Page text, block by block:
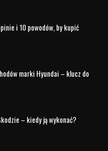
i 10 powodów, by kupić
marki Hyundai – klucz do
– kiedy ją wykonać?